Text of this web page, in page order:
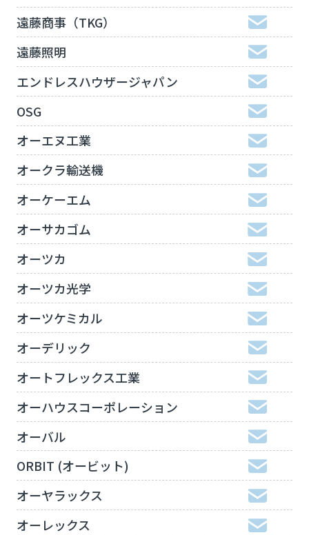
遠藤商事（TKG）
遠藤照明
エンドレスハウザージャパン
OSG
オーエヌ工業
オークラ輸送機
オーケーエム
オーサカゴム
オーツカ
オーツカ光学
オーツケミカル
オーデリック
オートフレックス工業
オーハウスコーポレーション
オーバル
ORBIT (オービット)
オーヤラックス
オーレックス